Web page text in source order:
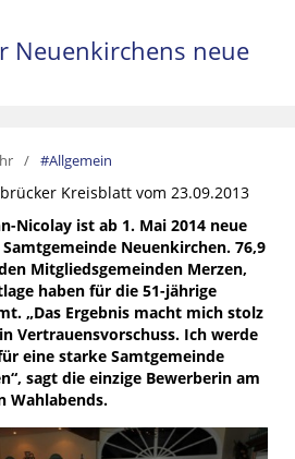
Neuenkirchens neue
Allgemein
Kreisblatt vom 23.09.2013
Nicolay ist ab 1. Mai 2014 neue
Neuenkirchen. 76,9
Mitgliedsgemeinden Merzen,
haben für die 51-jährige
„Das Ergebnis macht mich stolz
Vertrauensvorschuss. Ich werde
eine starke Samtgemeinde
sagt die einzige Bewerberin am
Wahlabends.